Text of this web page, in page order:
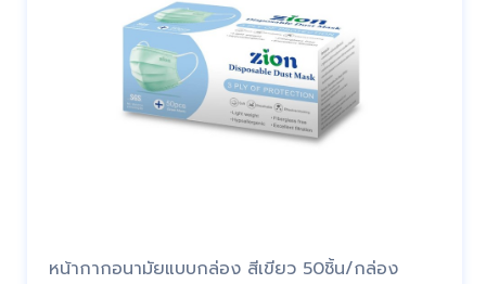
หน้ากากอนามัยแบบกล่อง สีเขียว 50ชิ้น/กล่อง